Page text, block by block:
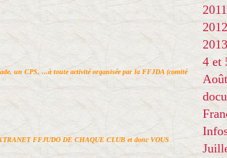
un CPS, ...à toute activité organisée par la FFJDA (comité
FFJUDO DE CHAQUE CLUB et doncVOUS
4 et